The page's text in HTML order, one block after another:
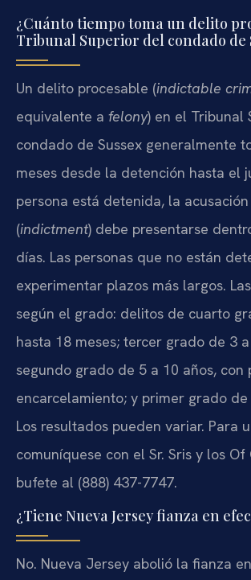
¿Cuánto tiempo toma un delito
Tribunal Superior del condado de
Un delito procesable (indictable
equivalente a felony) en el Tribunal
condado de Sussex generalmente
meses desde la detención hasta el
persona está detenida, la
(indictment) debe presentarse
días. Las personas que no están
experimentar plazos más largos.
según el grado: delitos de cuarto
hasta 18 meses; tercer grado de 3
segundo grado de 5 a 10 años, con
encarcelamiento; y primer grado de
Los resultados pueden variar. Para
comuníquese con el Sr. Sris y los
bufete al (888) 437-7747.
¿Tiene Nueva Jersey fianza en
No. Nueva Jersey abolió la fianza